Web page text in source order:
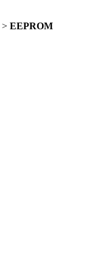
> EEPROM